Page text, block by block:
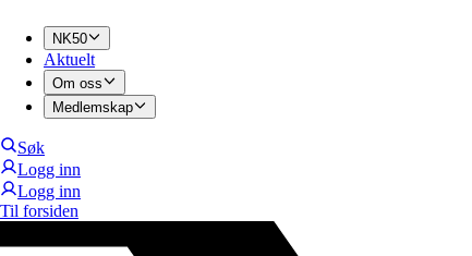
NK50
Aktuelt
Om oss
Medlemskap
Søk
Logg inn
Logg inn
Til forsiden